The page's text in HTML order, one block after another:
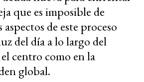
que es imposible de
de este proceso
del día a lo largo del
centro como en la
global.